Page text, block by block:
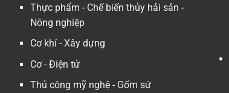
Thực phẩm - Chế biến thủy hải sản -
Nông nghiệp
Cơ khí - Xây dựng
Cơ - Điện tử
Thủ công mỹ nghệ - Gốm sứ